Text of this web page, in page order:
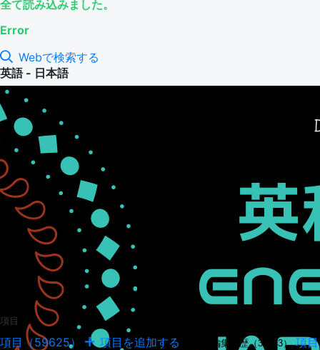
全て読み込みました。
Error
Webで検索する
英語 - 日本語
項目
項目（59625） 項目を追加する 項目の編集履歴（34943） 項目